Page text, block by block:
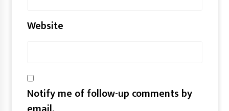
Website
Notify me of follow-up comments by